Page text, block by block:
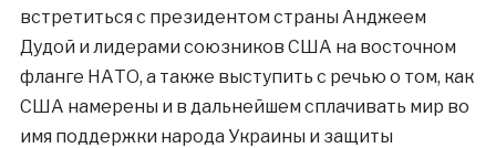
встретиться с президентом страны Анджеем
Дудой и лидерами союзников США на восточном
фланге НАТО, а также выступить с речью о том, как
США намерены и в дальнейшем сплачивать мир во
имя поддержки народа Украины и защиты